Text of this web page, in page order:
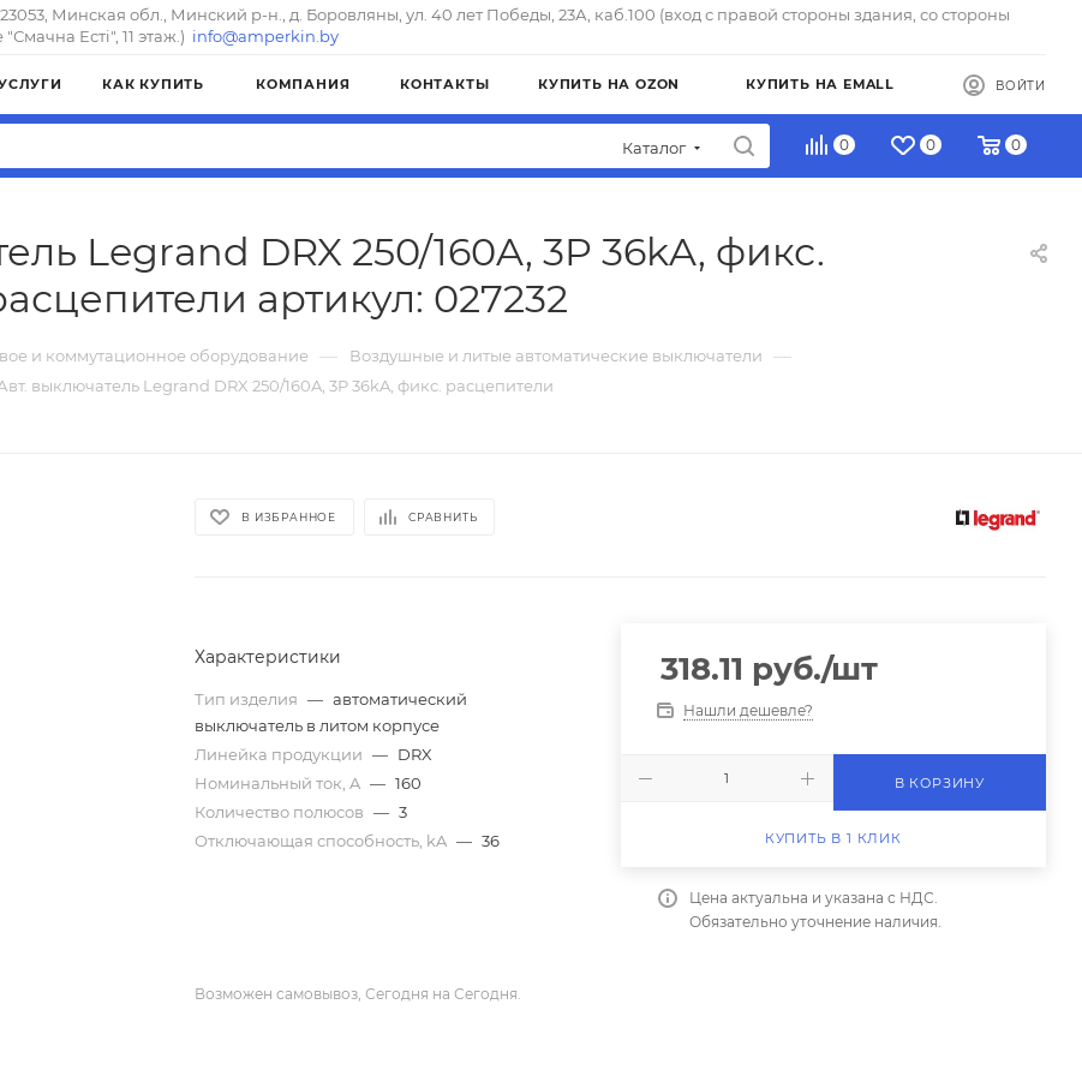
Минская обл., Минский р-н., д. Боровляны, ул. 40 лет Победы, 23А, каб.100 (вход с правой стороны здания, со стороны
"Смачна Естi", 11 этаж.) info@amperkin.by
КАК КУПИТЬ КОМПАНИЯ КОНТАКТЫ КУПИТЬ НА OZON КУПИТЬ НА EMALL ВОЙТИ
Каталог 0 0 0
Legrand DRX 250/160A, 3P 36kA, фикс.
артикул: 027232
и коммутационное оборудование — Воздушные и литые автоматические выключатели —
выключатель Legrand DRX 250/160A, 3P 36kA, фикс. расцепители
В ИЗБРАННОЕ СРАВНИТЬ
Характеристики
Тип изделия — автоматический
выключатель в литом корпусе
Линейка продукции — DRX
Номинальный ток, A — 160
Количество полюсов — 3
Отключающая способность, kA — 36
318.11 руб./шт
Нашли дешевле?
В КОРЗИНУ
КУПИТЬ В 1 КЛИК
Цена актуальна и указана с НДС.
Обязательно уточнение наличия.
Возможен самовывоз, Сегодня на Сегодня.